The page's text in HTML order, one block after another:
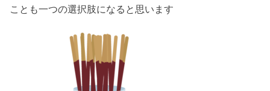
ことも一つの選択肢になると思います